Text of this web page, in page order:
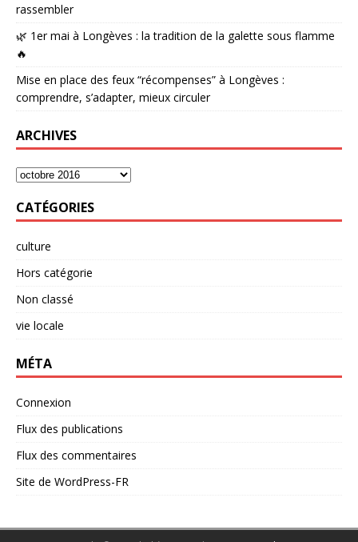
rassembler
🌿 1er mai à Longèves : la tradition de la galette sous flamme
🔥
Mise en place des feux “récompenses” à Longèves :
comprendre, s’adapter, mieux circuler
ARCHIVES
CATÉGORIES
culture
Hors catégorie
Non classé
vie locale
MÉTA
Connexion
Flux des publications
Flux des commentaires
Site de WordPress-FR